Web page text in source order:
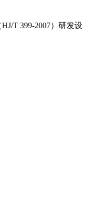
T 399-2007）研发设